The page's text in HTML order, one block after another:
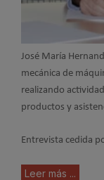
José María
mecánica de
realizando
productos y
Entrevista cedida
Leer más ...